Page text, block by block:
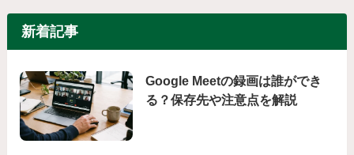
新着記事
Google Meetの録画は誰ができ
る？保存先や注意点を解説